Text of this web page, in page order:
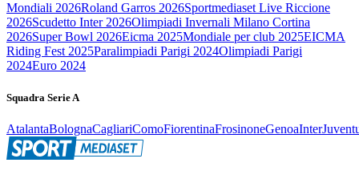
Mondiali 2026Roland Garros 2026Sportmediaset Live Riccione
2026Scudetto Inter 2026Olimpiadi Invernali Milano Cortina
2026Super Bowl 2026Eicma 2025Mondiale per club 2025EICMA
Riding Fest 2025Paralimpiadi Parigi 2024Olimpiadi Parigi
2024Euro 2024
Squadra Serie A
AtalantaBolognaCagliariComoFiorentinaFrosinoneGenoaInter